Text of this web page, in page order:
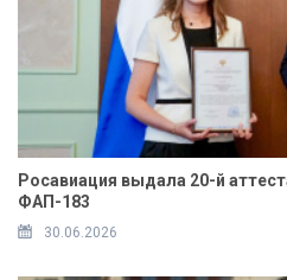
Росавиация выдала 20-й
ФАП-183
30.06.2026